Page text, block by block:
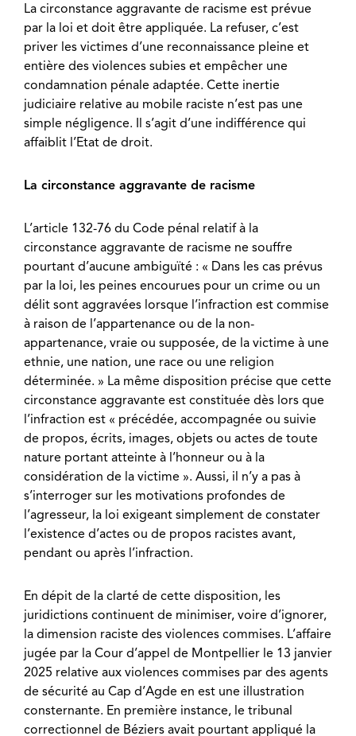
La circonstance aggravante de racisme est prévue
par la loi et doit être appliquée. La refuser, c’est
priver les victimes d’une reconnaissance pleine et
entière des violences subies et empêcher une
condamnation pénale adaptée. Cette inertie
judiciaire relative au mobile raciste n’est pas une
simple négligence. Il s’agit d’une indifférence qui
affaiblit l’Etat de droit.
La circonstance aggravante de racisme
L’article 132-76 du Code pénal relatif à la
circonstance aggravante de racisme ne souffre
pourtant d’aucune ambiguïté : « Dans les cas prévus
par la loi, les peines encourues pour un crime ou un
délit sont aggravées lorsque l’infraction est commise
à raison de l’appartenance ou de la non-
appartenance, vraie ou supposée, de la victime à une
ethnie, une nation, une race ou une religion
déterminée. » La même disposition précise que cette
circonstance aggravante est constituée dès lors que
l’infraction est « précédée, accompagnée ou suivie
de propos, écrits, images, objets ou actes de toute
nature portant atteinte à l’honneur ou à la
considération de la victime ». Aussi, il n’y a pas à
s’interroger sur les motivations profondes de
l’agresseur, la loi exigeant simplement de constater
l’existence d’actes ou de propos racistes avant,
pendant ou après l’infraction.
En dépit de la clarté de cette disposition, les
juridictions continuent de minimiser, voire d’ignorer,
la dimension raciste des violences commises. L’affaire
jugée par la Cour d’appel de Montpellier le 13 janvier
2025 relative aux violences commises par des agents
de sécurité au Cap d’Agde en est une illustration
consternante. En première instance, le tribunal
correctionnel de Béziers avait pourtant appliqué la